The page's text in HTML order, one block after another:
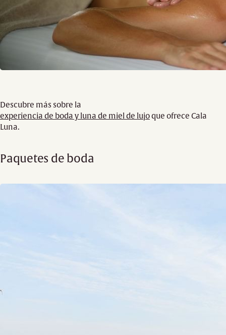
Descubre más sobre la
experiencia de boda y luna de miel de lujoque ofrece Cala
Luna.
Paquetes de boda